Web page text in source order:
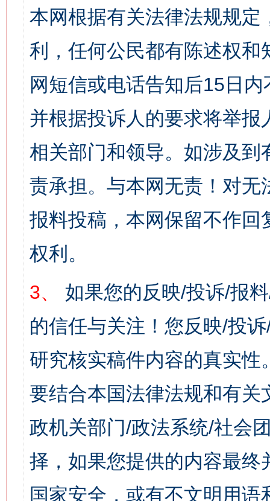
本网根据有关法律法规规
利，任何公民都有陈述权
网短信或电话告知后15日
并根据投诉人的要求将举
相关部门和领导。如涉及
责承担。与本网无责！对
报料投稿，本网保留不作
权利。
3、
如果您的反映/投诉/报
的信任与关注！您反映/投
研究核实稿件内容的真实
要结合本国法律法规和有关
政机关部门/政法系统/社会
择，如果您提供的内容最
国家安全，或有不文明用